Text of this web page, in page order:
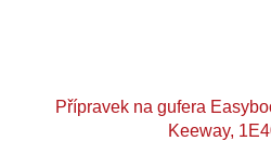
Přípravek na gufera
Keeway,